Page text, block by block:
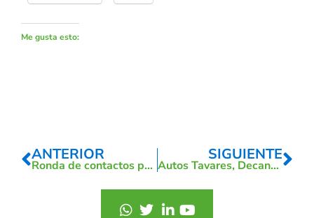
Me gusta esto:
ANTERIOR
Ronda de contactos políticos: VOX
SIGUIENTE
Autos Tavares, Decano del Sector VTC en España, recibe el VI Premio Globotur al Valor Turístico en la Categoría de Transporte